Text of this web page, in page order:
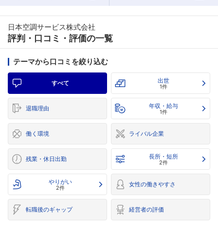
日本空調サービス株式会社
評判・口コミ・評価の一覧
テーマから口コミを絞り込む
すべて 出世
1件
退職理由 年収・給与
1件
働く環境 ライバル企業
残業・休日出勤 長所・短所
2件
やりがい
2件 女性の働きやすさ
転職後のギャップ 経営者の評価